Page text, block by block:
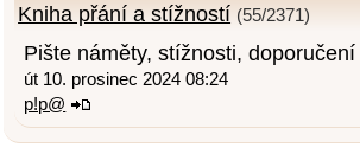
Kniha přání a stížností (55/2371)
Pište náměty, stížnosti, doporučení
út 10. prosinec 2024 08:24
p!p@